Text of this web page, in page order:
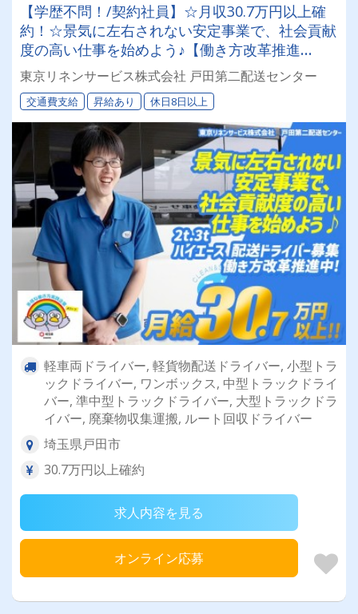
【学歴不問！/契約社員】☆月収30.7万円以上確
約！☆景気に左右されない安定事業で、社会貢献
度の高い仕事を始めよう♪【働き方改革推進
中！】☆正社員も同時募集☆◎昇給あり◎交通費
別途支給◎
東京リネンサービス株式会社 戸田第二配送センター
交通費支給 昇給あり 休日8日以上
軽車両ドライバー, 軽貨物配送ドライバー, 小型トラ
ックドライバー, ワンボックス, 中型トラックドライ
バー, 準中型トラックドライバー, 大型トラックドラ
イバー, 廃棄物収集運搬, ルート回収ドライバー
埼玉県戸田市
30.7万円以上確約
求人内容を見る
オンライン応募